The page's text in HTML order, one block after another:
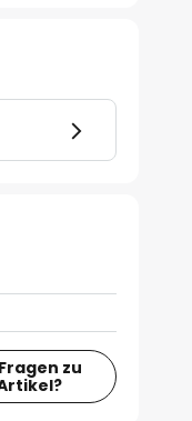
zu